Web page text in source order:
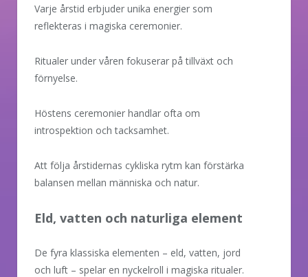
Varje årstid erbjuder unika energier som
reflekteras i magiska ceremonier.
Ritualer under våren fokuserar på tillväxt och
förnyelse.
Höstens ceremonier handlar ofta om
introspektion och tacksamhet.
Att följa årstidernas cykliska rytm kan förstärka
balansen mellan människa och natur.
Eld, vatten och naturliga element
De fyra klassiska elementen – eld, vatten, jord
och luft – spelar en nyckelroll i magiska ritualer.